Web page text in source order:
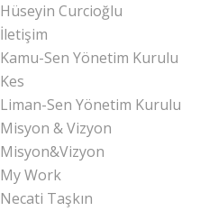
Hüseyin Curcioğlu
İletişim
Kamu-Sen Yönetim Kurulu
Kes
Liman-Sen Yönetim Kurulu
Misyon & Vizyon
Misyon&Vizyon
My Work
Necati Taşkın